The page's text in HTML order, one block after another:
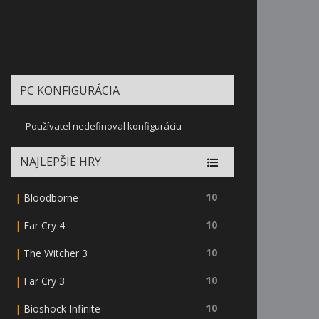
PC KONFIGURÁCIA
Používatel nedefinoval konfiguráciu
NAJLEPŠIE HRY
10
| Bloodborne
10
| Far Cry 4
10
| The Witcher 3
10
| Far Cry 3
10
| Bioshock Infinite